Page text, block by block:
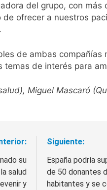
del grupo, con más
ofrecer a nuestros
de ambas compañías
de interés para
Miguel Mascaró
su
salud
y
Siguiente:
España podría
de 50 donantes
habitantes y se